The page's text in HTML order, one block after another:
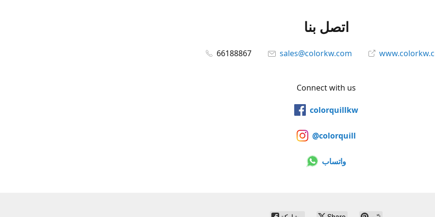
اتصل بنا
66188867 sales@colorkw.com
Connect with us
colorquillkw
@colorquill
واتساب